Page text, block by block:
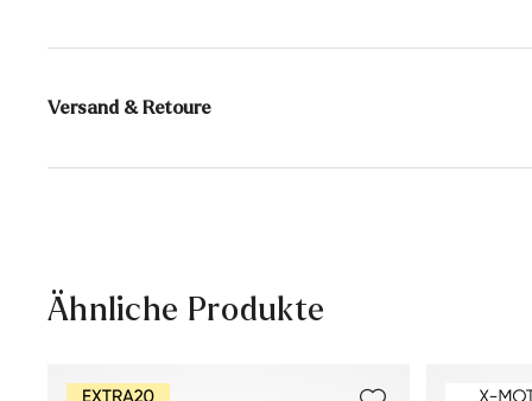
Produktionsgrößengang:
EU-Größen
Versand & Retoure
Lieferzeit 5-6 Tage mit DHL oder GLS
Ähnliche Produkte